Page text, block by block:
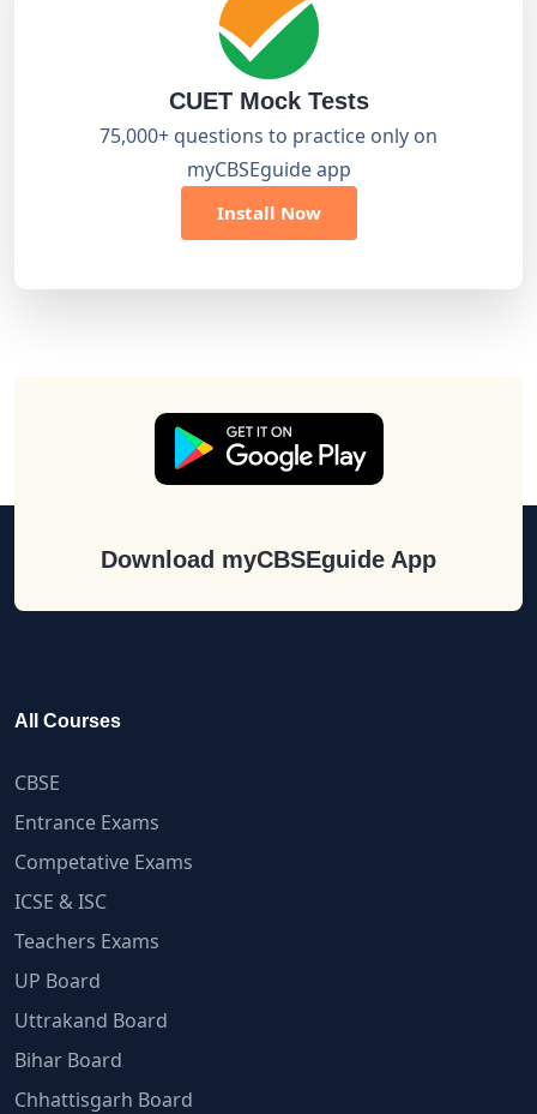
CUET Mock Tests
75,000+ questions to practice only on
myCBSEguide app
Install Now
Download myCBSEguide App
All Courses
CBSE
Entrance Exams
Competative Exams
ICSE & ISC
Teachers Exams
UP Board
Uttrakand Board
Bihar Board
Chhattisgarh Board